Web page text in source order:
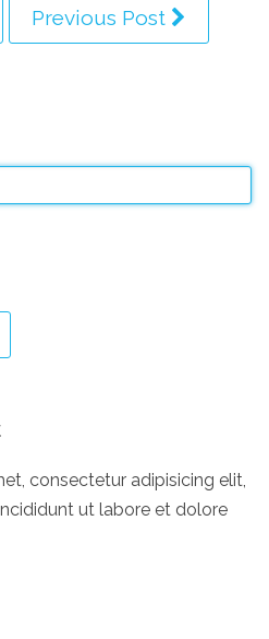
Previous Post
consectetur adipisicing elit,
ut labore et dolore